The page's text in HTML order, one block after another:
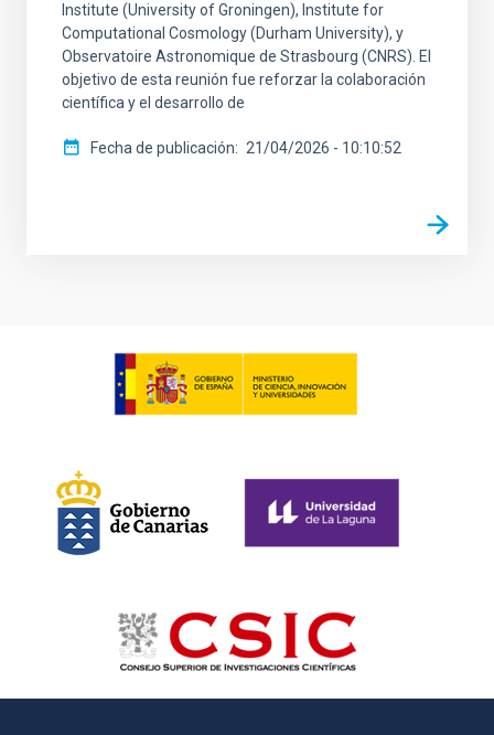
Institute (University of Groningen), Institute for
Computational Cosmology (Durham University), y
Observatoire Astronomique de Strasbourg (CNRS). El
objetivo de esta reunión fue reforzar la colaboración
científica y el desarrollo de
Fecha de publicación 21/04/2026 - 10:10:52